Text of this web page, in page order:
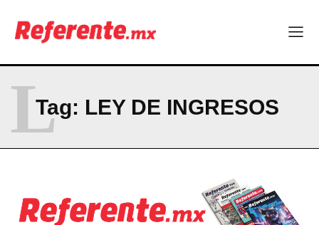
Tag: LEY DE INGRESOS
L